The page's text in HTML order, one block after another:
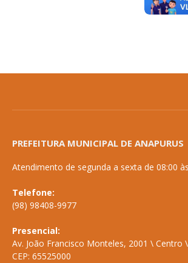
PREFEITURA MUNICIPAL DE ANAPURUS
Atendimento de segunda a sexta de 08:00
Telefone:
(98) 98408-9977
Presencial:
Av. João Francisco Monteles, 2001 \ Centro
CEP: 65525000